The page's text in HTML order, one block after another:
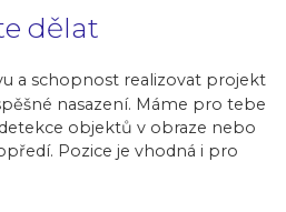
dělat
a schopnost realizovat projekt
nasazení. Máme pro tebe
objektů v obraze nebo
Pozice je vhodná i pro